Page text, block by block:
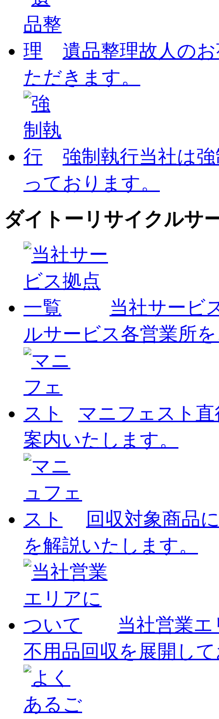
遺品整理故人の
ただきます。
強制執行当社は
っております。
ダイトーリサイクルサ
当社サービ
ルサービス各営業所
マニフェスト
案内いたします。
回収対象商品
を解説いたします。
当社営業
不用品回収を展開し